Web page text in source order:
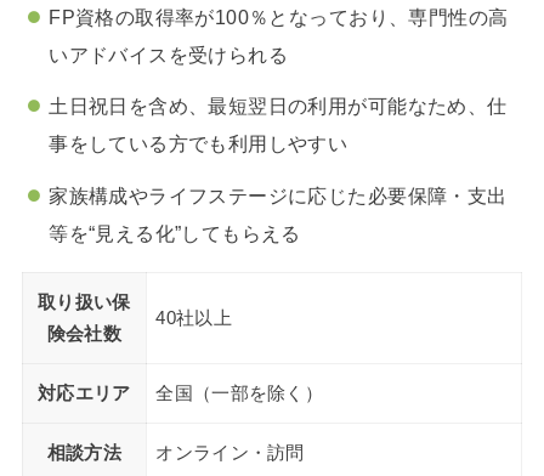
FP資格の取得率が100％となっており、専門性の高
いアドバイスを受けられる
土日祝日を含め、最短翌日の利用が可能なため、仕
事をしている方でも利用しやすい
家族構成やライフステージに応じた必要保障・支出
等を“見える化”してもらえる
取り扱い保
険会社数
40社以上
対応エリア 全国（一部を除く）
相談方法 オンライン・訪問